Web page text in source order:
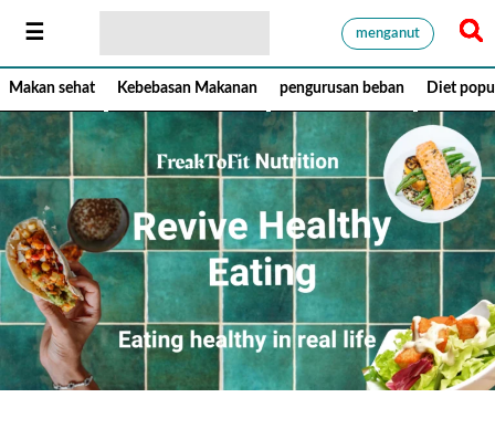
menganut
Makan sehat Kebebasan Makanan pengurusan beban Diet